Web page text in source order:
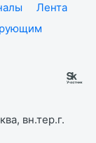
Лента
вн.тер.г.